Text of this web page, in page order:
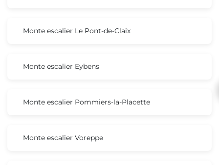
Monte escalier Le Pont-de-Claix
Monte escalier Eybens
Monte escalier Pommiers-la-Placette
Monte escalier Voreppe